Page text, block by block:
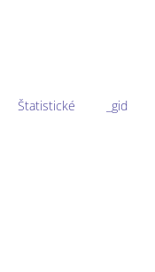
Štatistické _gid